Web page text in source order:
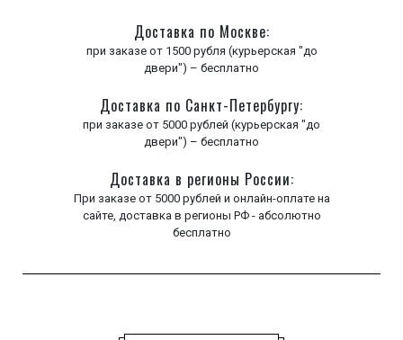
Доставка по Москве:
при заказе от 1500 рубля (курьерская "до
двери") – бесплатно
Доставка по Санкт-Петербургу:
при заказе от 5000 рублей (курьерская "до
двери") – бесплатно
Доставка в регионы России:
При заказе от 5000 рублей и онлайн-оплате на
сайте, доставка в регионы РФ - абсолютно
бесплатно